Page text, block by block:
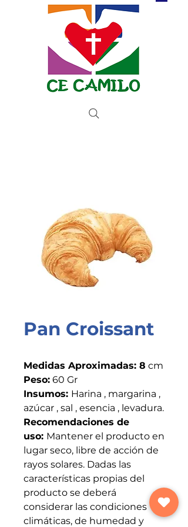
Donate now
Pan Croissant
Medidas Aproximadas: 8 cm
Peso: 60 Gr
Insumos: Harina , margarina ,
azúcar , sal , esencia , levadura.
Recomendaciones de
uso: Mantener el producto en
lugar seco, libre de acción de
rayos solares. Dadas las
características propias del
producto se deberá
considerar las condiciones
climáticas, de humedad y